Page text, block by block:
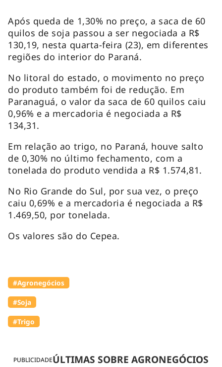
PUBLICIDADEÚLTIMAS SOBRE AGRONEGÓCIOS
Após queda de 1,30% no preço, a saca de 60
quilos de soja passou a ser negociada a R$
130,19, nesta quarta-feira (23), em diferentes
regiões do interior do Paraná.
No litoral do estado, o movimento no preço
do produto também foi de redução. Em
Paranaguá, o valor da saca de 60 quilos caiu
0,96% e a mercadoria é negociada a R$
134,31.
Em relação ao trigo, no Paraná, houve salto
de 0,30% no último fechamento, com a
tonelada do produto vendida a R$ 1.574,81.
No Rio Grande do Sul, por sua vez, o preço
caiu 0,69% e a mercadoria é negociada a R$
1.469,50, por tonelada.
Os valores são do Cepea.
#Agronegócios
#Soja
#Trigo